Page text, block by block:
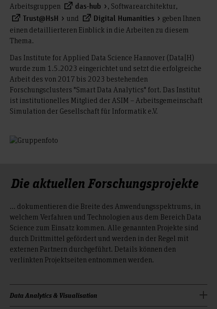
Arbeitsgruppen
das-hub , Softwarearchitektur,
Trust@HsH und Digital Humanities
geben Ihnen
einen detaillierteren Einblick in die Arbeiten zu diesem
Thema.
Das Institute for Applied Data Science Hannover (Data|H)
wurde zum 1.5.2023 eingerichtet und setzt die erfolgreiche
Arbeit des von 2017 bis 2023 bestehenden
Forschungsclusters "Smart Data Analytics" fort. Das Institut
ist institutionelles Mitglied der ASIM – Arbeitsgemeinschaft
Simulation der Gesellschaft für Informatik e.V.
Die aktuellen Forschungsprojekte
... dokumentieren die Breite des Anwendungsspektrums, in
welchem Verfahren und Technologien aus dem Bereich Data
Science zum Einsatz kommen. Alle genannten Projekte sind
durch Drittmittel gefördert und werden in der Regel mit
externen Partnern durchgeführt. Details können den
verlinkten Projektseiten entnommen werden.
Data Analytics & Visualisation